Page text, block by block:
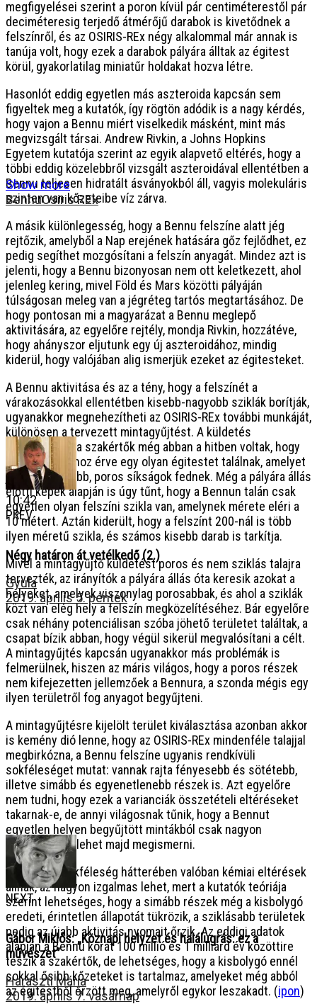
megfigyelései szerint a poron kívül pár centiméterestől pár
deciméteresig terjedő átmérőjű darabok is kivetődnek a
felszínről, és az OSIRIS-REx négy alkalommal már annak is
tanúja volt, hogy ezek a darabok pályára álltak az égitest
körül, gyakorlatilag miniatűr holdakat hozva létre.
Hasonlót eddig egyetlen más aszteroida kapcsán sem
figyeltek meg a kutatók, így rögtön adódik is a nagy kérdés,
hogy vajon a Bennu miért viselkedik másként, mint más
megvizsgált társai. Andrew Rivkin, a Johns Hopkins
Egyetem kutatója szerint az egyik alapvető eltérés, hogy a
többi eddig közelebbről vizsgált aszteroidával ellentétben a
Bennu teljesen hidratált ásványokból áll, vagyis molekuláris
szinten van kőzeteibe víz zárva.
A másik különlegesség, hogy a Bennu felszíne alatt jég
rejtőzik, amelyből a Nap erejének hatására gőz fejlődhet, ez
pedig segíthet mozgósítani a felszín anyagát. Mindez azt is
jelenti, hogy a Bennu bizonyosan nem ott keletkezett, ahol
jelenleg kering, mivel Föld és Mars közötti pályáján
túlságosan meleg van a jégréteg tartós megtartásához. De
hogy pontosan mi a magyarázat a Bennu meglepő
aktivitására, az egyelőre rejtély, mondja Rivkin, hozzátéve,
hogy ahányszor eljutunk egy új aszteroidához, mindig
kiderül, hogy valójában alig ismerjük ezeket az égitesteket.
A Bennu aktivitása és az a tény, hogy a felszínét a
várakozásokkal ellentétben kisebb-nagyobb sziklák borítják,
ugyanakkor megnehezítheti az OSIRIS-REx további munkáját,
különösen a tervezett mintagyűjtést. A küldetés
tervezésekor a szakértők még abban a hitben voltak, hogy
az aszteroidához érve egy olyan égitestet találnak, amelyet
jobbára nagyobb, poros síkságok fednek. Még a pályára állás
előtti képek alapján is úgy tűnt, hogy a Bennun talán csak
egyetlen olyan felszíni szikla van, amelynek mérete eléri a
10 métert. Aztán kiderült, hogy a felszínt 200-nál is több
ilyen méretű szikla, és számos kisebb darab is tarkítja.
Mivel a mintagyűjtő küldetést poros és nem sziklás talajra
tervezték, az irányítók a pályára állás óta keresik azokat a
helyeket, amelyek viszonylag porosabbak, és ahol a sziklák
közt van elég hely a felszín megközelítéséhez. Bár egyelőre
csak néhány potenciálisan szóba jöhető területet találtak, a
csapat bízik abban, hogy végül sikerül megvalósítani a célt.
A mintagyűjtés kapcsán ugyanakkor más problémák is
felmerülnek, hiszen az máris világos, hogy a poros részek
nem kifejezetten jellemzőek a Bennura, a szonda mégis egy
ilyen területről fog anyagot begyűjteni.
A mintagyűjtésre kijelölt terület kiválasztása azonban akkor
is kemény dió lenne, hogy az OSIRIS-REx mindenféle talajjal
megbirkózna, a Bennu felszíne ugyanis rendkívüli
sokféleséget mutat: vannak rajta fényesebb és sötétebb,
illetve simább és egyenetlenebb részek is. Azt egyelőre
nem tudni, hogy ezek a varianciák összetételi eltéréseket
takarnak-e, de annyi világosnak tűnik, hogy a Bennut
egyetlen helyen begyűjtött mintákból csak nagyon
korlátozottan lehet majd megismerni.
Pedig ha a sokféleség hátterében valóban kémiai eltérések
állnak, az nagyon izgalmas lehet, mert a kutatók teóriája
szerint lehetséges, hogy a simább részek még a kisbolygó
eredeti, érintetlen állapotát tükrözik, a sziklásabb területek
pedig az újabb aktivitás nyomait őrzik. Az eddigi adatok
alapján a Bennu korát 100 millió és 1 milliárd év közöttire
teszik a szakértők, de lehetséges, hogy a kisbolygó ennél
sokkal ősibb kőzeteket is tartalmaz, amelyeket még abból
az égitestből őrzött meg, amelyről egykor leszakadt. (ipon)
Show more
BennuOsiris REx
10:42
PREV
Négy határon át vetélkedő (2.)
Gyula
2019. április 5. péntek
NEXT
Gábor Miklós: „Köznapi helyzet és halálugrás: ez a
művészet”
Haraszti Mária
2019. április 7. vasárnap